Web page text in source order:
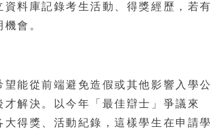
料庫記錄考生活動、得獎經歷，若有
會。
能從前端避免造假或其他影響入學公
解決。以今年「最佳辯士」爭議來
得獎、活動紀錄，這樣學生在申請學